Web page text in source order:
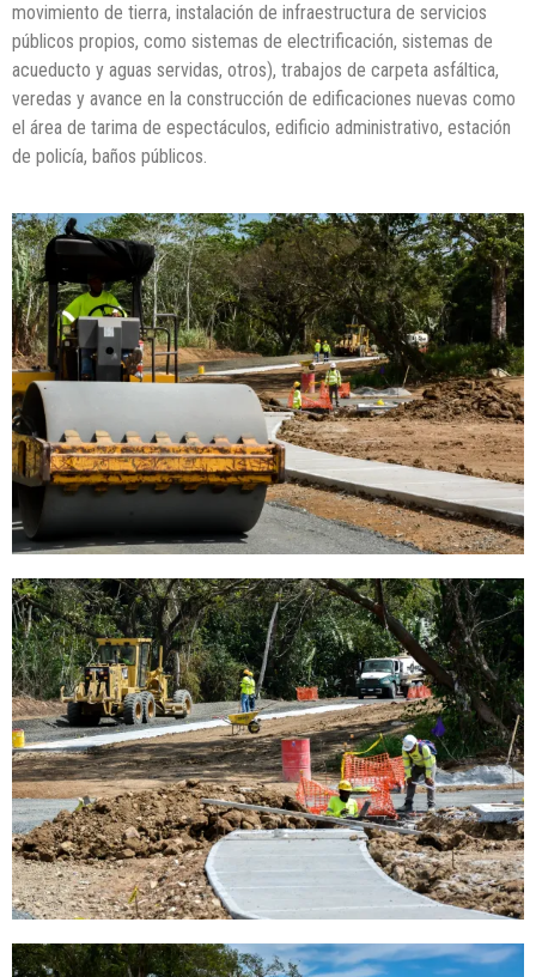
movimiento de tierra, instalación de infraestructura de servicios
públicos propios, como sistemas de electrificación, sistemas de
acueducto y aguas servidas, otros), trabajos de carpeta asfáltica,
veredas y avance en la construcción de edificaciones nuevas como
el área de tarima de espectáculos, edificio administrativo, estación
de policía, baños públicos.